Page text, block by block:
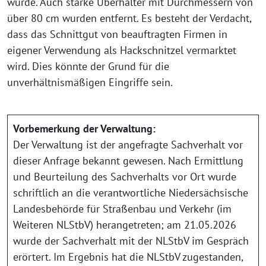
über 80 cm wurden entfernt. Es besteht der Verdacht,
dass das Schnittgut von beauftragten Firmen in
eigener Verwendung als Hackschnitzel vermarktet
wird. Dies könnte der Grund für die
unverhältnismäßigen Eingriffe sein.
Vorbemerkung der Verwaltung:
Der Verwaltung ist der angefragte Sachverhalt vor
dieser Anfrage bekannt gewesen. Nach Ermittlung
und Beurteilung des Sachverhalts vor Ort wurde
schriftlich an die verantwortliche Niedersächsische
Landesbehörde für Straßenbau und Verkehr (im
Weiteren NLStbV) herangetreten; am 21.05.2026
wurde der Sachverhalt mit der NLStbV im Gespräch
erörtert. Im Ergebnis hat die NLStbV zugestanden,